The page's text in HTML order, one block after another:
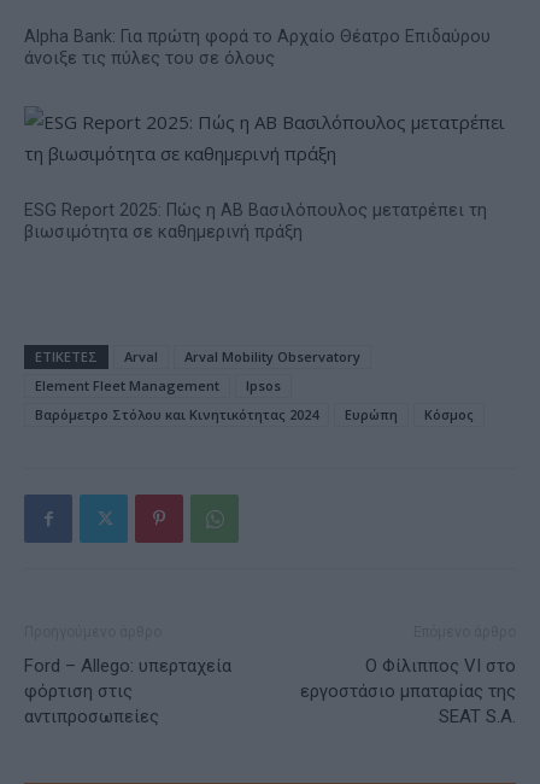
Alpha Bank: Για πρώτη φορά το Αρχαίο Θέατρο Επιδαύρου
άνοιξε τις πύλες του σε όλους
ESG Report 2025: Πώς η ΑΒ Βασιλόπουλος μετατρέπει τη
βιωσιμότητα σε καθημερινή πράξη
ΕΤΙΚΕΤΕΣ Arval
Arval Mobility Observatory
Element Fleet Management
Ipsos
Βαρόμετρο Στόλου και Κινητικότητας 2024
Ευρώπη Κόσμος
Ford – Allego: υπερταχεία
φόρτιση στις
αντιπροσωπείες
Ο Φίλιππος VI στο
εργοστάσιο μπαταρίας της
SEAT S.A.